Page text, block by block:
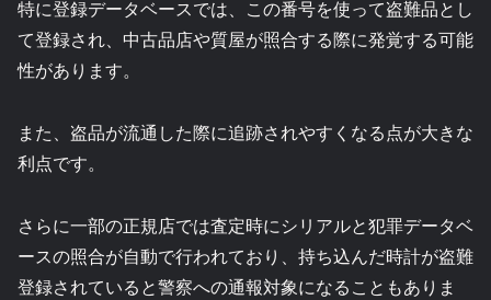
特に登録データベースでは、この番号を使って盗難品とし
て登録され、中古品店や質屋が照合する際に発覚する可能
性があります。
また、盗品が流通した際に追跡されやすくなる点が大きな
利点です。
さらに一部の正規店では査定時にシリアルと犯罪データベ
ースの照合が自動で行われており、持ち込んだ時計が盗難
登録されていると警察への通報対象になることもありま